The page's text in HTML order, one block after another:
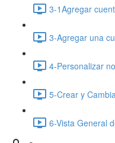
3-1Agregar
3-Agregar una
4-Personalizar
5-Crear y
6-Vista General